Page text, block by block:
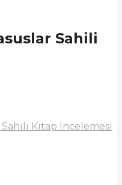
Sahili
Sahili Kitap İncelemesi